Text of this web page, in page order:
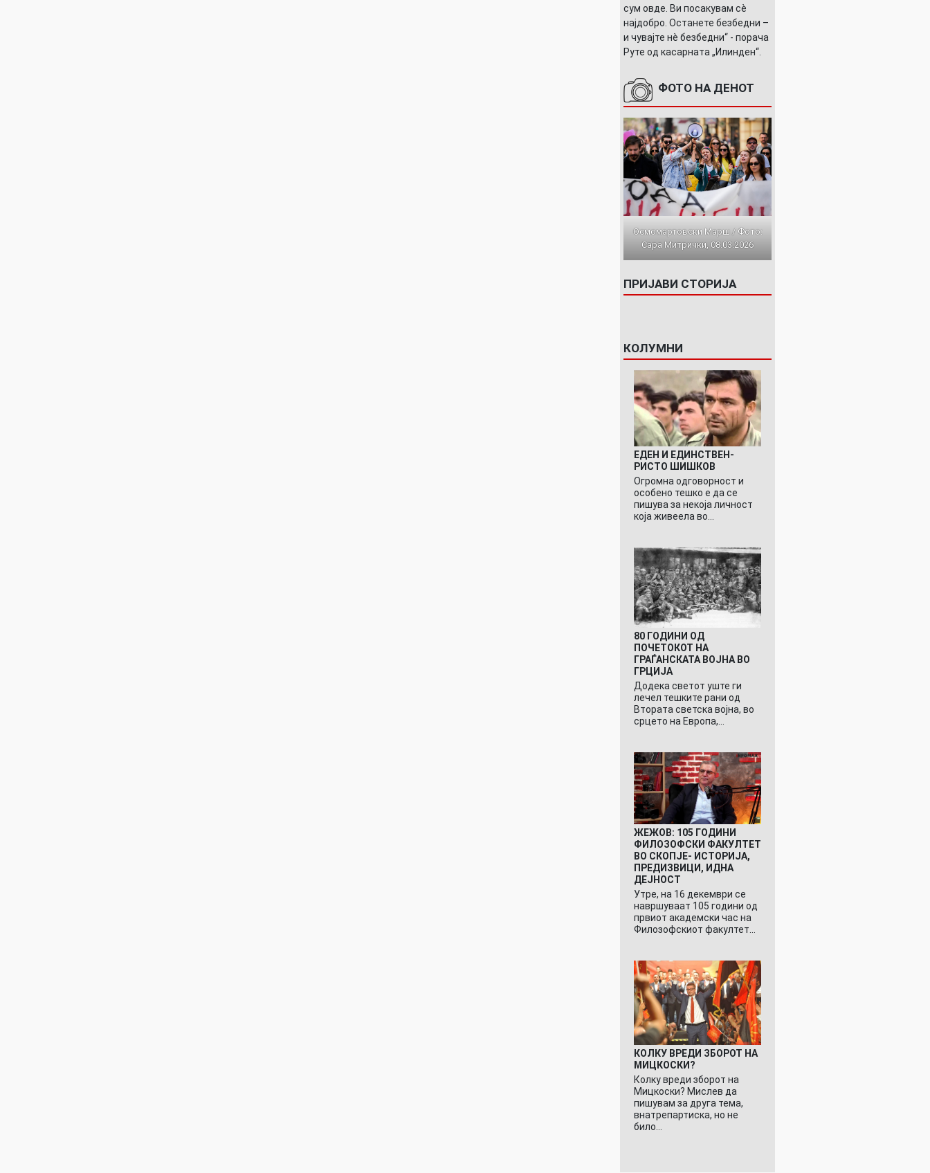
сум овде. Ви посакувам сè
најдобро. Останете безбедни –
и чувајте нè безбедни“ - порача
Руте од касарната „Илинден“.
ФОТО НА ДЕНОТ
Осмомартовски Марш / Фото:
Сара Митрички, 08.03.2026
ПРИЈАВИ СТОРИЈА
КОЛУМНИ
ЕДЕН И ЕДИНСТВЕН-
РИСТО ШИШКОВ
Огромна одговорност и
особено тешко е да се
пишува за некоја личност
која живеела во…
80 ГОДИНИ ОД
ПОЧЕТОКОТ НА
ГРАЃАНСКАТА ВОЈНА ВО
ГРЦИЈА
Додека светот уште ги
лечел тешките рани од
Втората светска војна, во
срцето на Европа,…
ЖЕЖОВ: 105 ГОДИНИ
ФИЛОЗОФСКИ ФАКУЛТЕТ
ВО СКОПЈЕ- ИСТОРИЈА,
ПРЕДИЗВИЦИ, ИДНА
ДЕЈНОСТ
Утре, на 16 декември се
навршуваат 105 години од
првиот академски час на
Филозофскиот факултет…
КОЛКУ ВРЕДИ ЗБОРОТ НА
МИЦКОСКИ?
Колку вреди зборот на
Мицкоски? Мислев да
пишувам за друга тема,
внатрепартиска, но не
било…